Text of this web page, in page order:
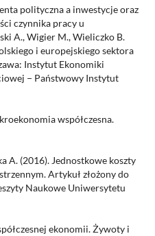
polityczna a inwestycje oraz
czynnika pracy u
A., Wigier M., Wieliczko B.
i europejskiego sektora
Instytut Ekonomiki
− Państwowy Instytut
współczesna.
A. (2016). Jednostkowe koszty
Artykuł złożony do
Naukowe Uniwersytetu
ekonomii. Żywoty i